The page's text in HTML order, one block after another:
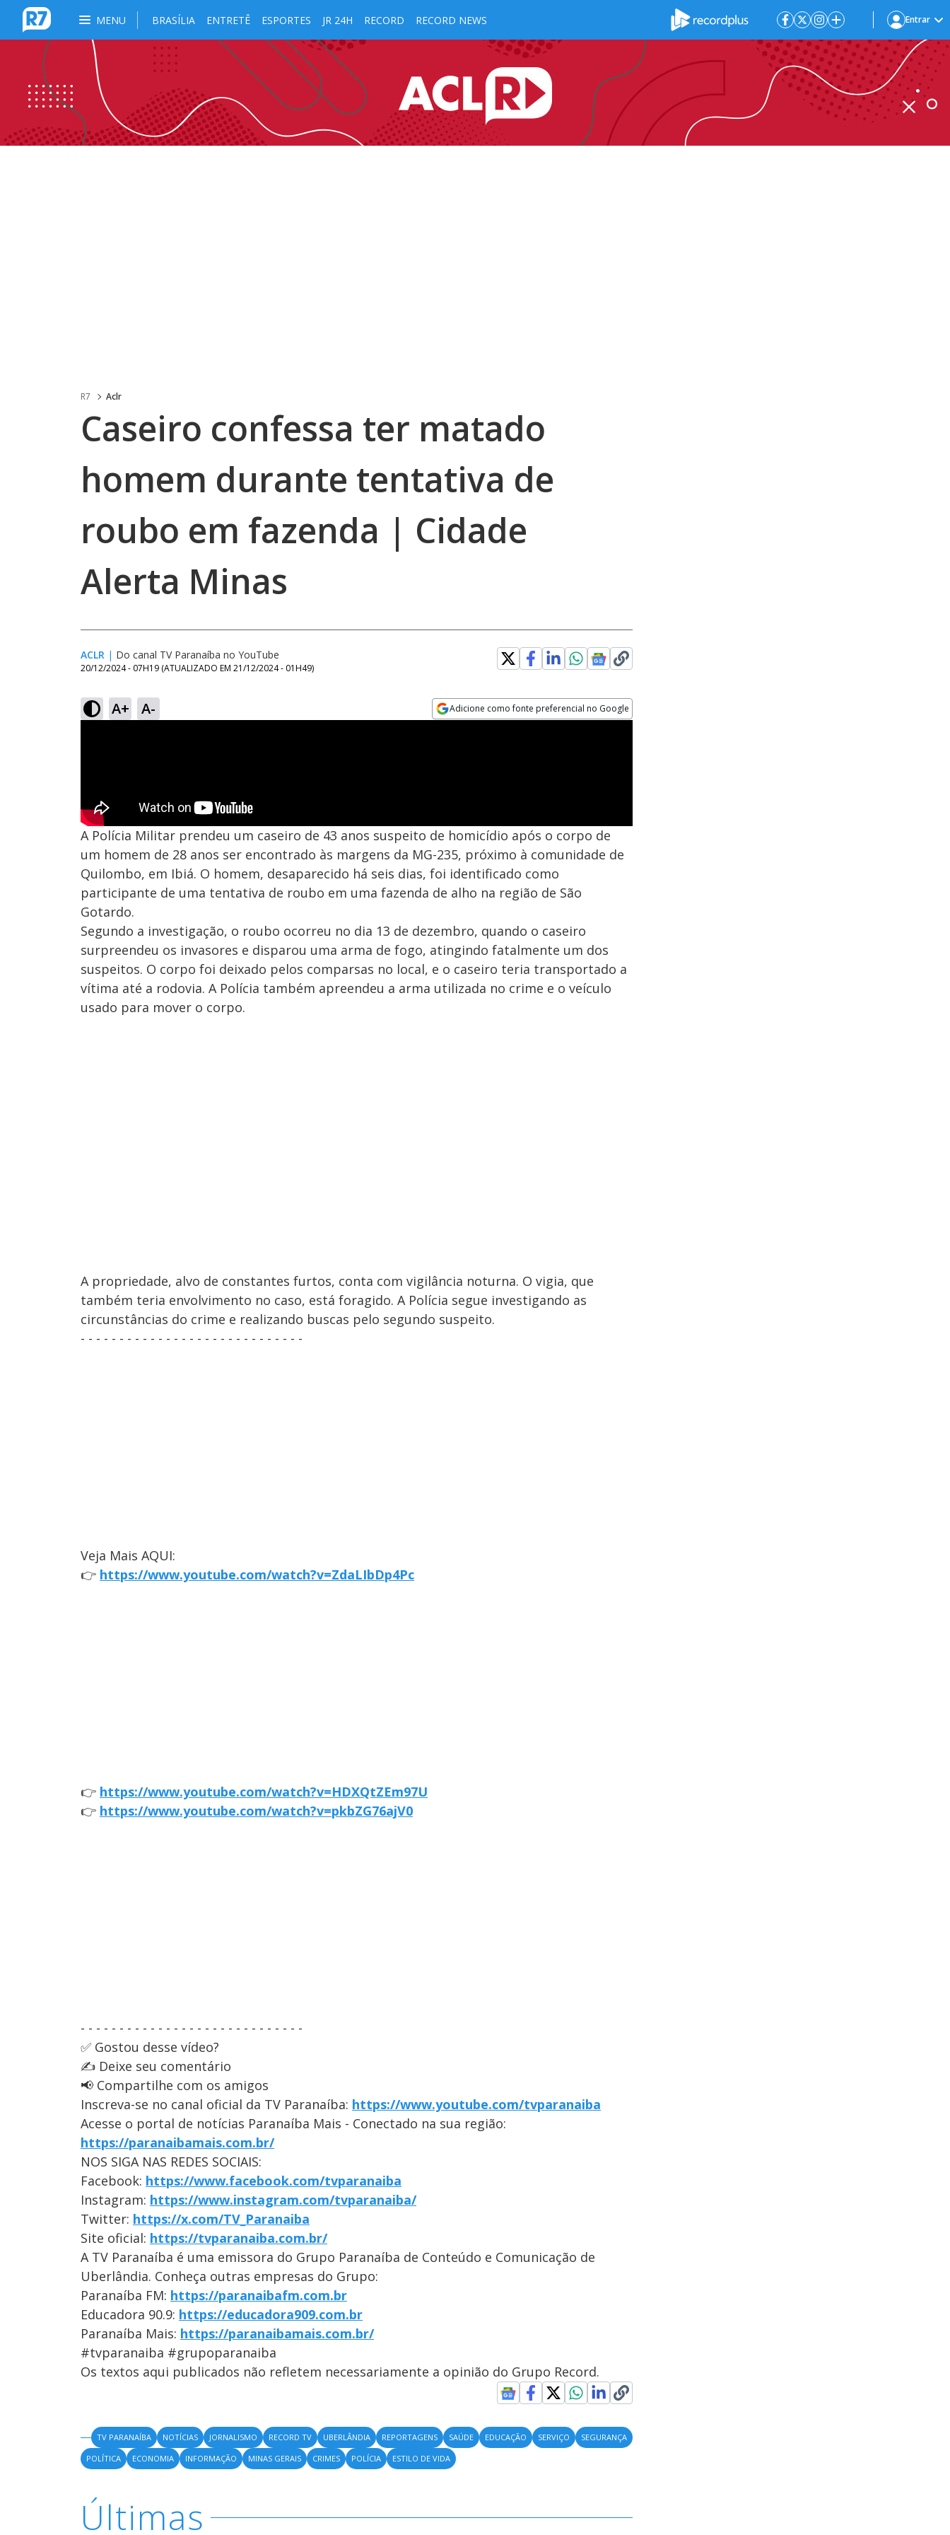
MENU BRASÍLIA ENTRETÊ ESPORTES JR 24H RECORD RECORD NEWS Entrar
R7 Aclr
Caseiro confessa ter matado
homem durante tentativa de
roubo em fazenda | Cidade
Alerta Minas
ACLR | Do canal TV Paranaíba no YouTube
20/12/2024 - 07H19 (ATUALIZADO EM 21/12/2024 - 01H49)
A+ A- Adicione como fonte preferencial no Google
A Polícia Militar prendeu um caseiro de 43 anos suspeito de homicídio após o corpo de
um homem de 28 anos ser encontrado às margens da MG-235, próximo à comunidade de
Quilombo, em Ibiá. O homem, desaparecido há seis dias, foi identificado como
participante de uma tentativa de roubo em uma fazenda de alho na região de São
Gotardo.
Segundo a investigação, o roubo ocorreu no dia 13 de dezembro, quando o caseiro
surpreendeu os invasores e disparou uma arma de fogo, atingindo fatalmente um dos
suspeitos. O corpo foi deixado pelos comparsas no local, e o caseiro teria transportado a
vítima até a rodovia. A Polícia também apreendeu a arma utilizada no crime e o veículo
usado para mover o corpo.
A propriedade, alvo de constantes furtos, conta com vigilância noturna. O vigia, que
também teria envolvimento no caso, está foragido. A Polícia segue investigando as
circunstâncias do crime e realizando buscas pelo segundo suspeito.
- - - - - - - - - - - - - - - - - - - - - - - - - - - - -
Veja Mais AQUI:
👉 https://www.youtube.com/watch?v=ZdaLIbDp4Pc
👉 https://www.youtube.com/watch?v=HDXQtZEm97U
👉 https://www.youtube.com/watch?v=pkbZG76ajV0
- - - - - - - - - - - - - - - - - - - - - - - - - - - - -
✅ Gostou desse vídeo?
✍️ Deixe seu comentário
📢 Compartilhe com os amigos
Inscreva-se no canal oficial da TV Paranaíba: https://www.youtube.com/tvparanaiba
Acesse o portal de notícias Paranaíba Mais - Conectado na sua região:
https://paranaibamais.com.br/
NOS SIGA NAS REDES SOCIAIS:
Facebook: https://www.facebook.com/tvparanaiba
Instagram: https://www.instagram.com/tvparanaiba/
Twitter: https://x.com/TV_Paranaiba
Site oficial: https://tvparanaiba.com.br/
A TV Paranaíba é uma emissora do Grupo Paranaíba de Conteúdo e Comunicação de
Uberlândia. Conheça outras empresas do Grupo:
Paranaíba FM: https://paranaibafm.com.br
Educadora 90.9: https://educadora909.com.br
Paranaíba Mais: https://paranaibamais.com.br/
#tvparanaiba #grupoparanaiba
Os textos aqui publicados não refletem necessariamente a opinião do Grupo Record.
TV PARANAÍBA NOTÍCIAS JORNALISMO RECORD TV UBERLÂNDIA REPORTAGENS SAÚDE EDUCAÇÃO SERVIÇO
SEGURANÇA
POLÍTICA
ECONOMIA INFORMAÇÃO MINAS GERAIS CRIMES POLÍCIA ESTILO DE VIDA
Últimas